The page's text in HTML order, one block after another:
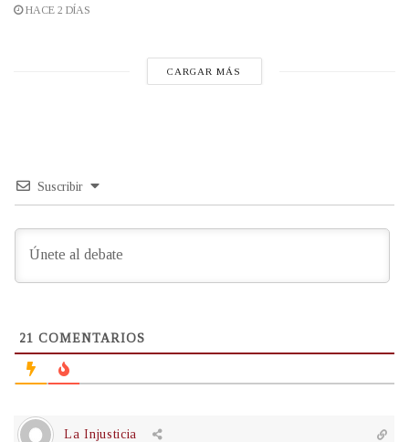
HACE 2 DÍAS
CARGAR MÁS
Suscribir
21 COMENTARIOS
La Injusticia